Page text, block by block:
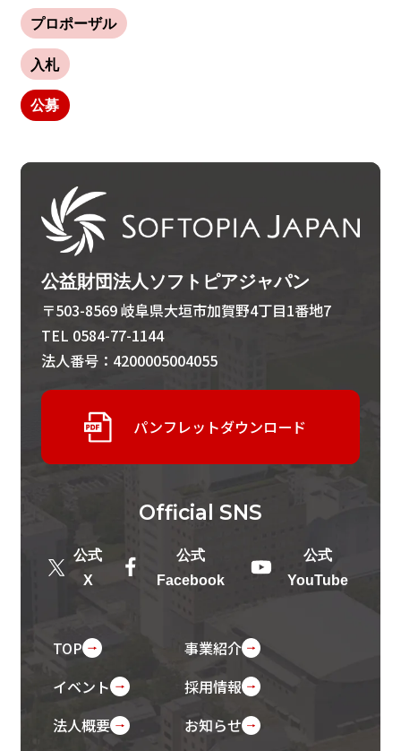
プロポーザル
入札
公募
公益財団法人ソフトピアジャパン
〒503-8569 岐阜県大垣市加賀野4丁目1番地7
TEL 0584-77-1144
法人番号：4200005004055
パンフレットダウンロード
Official SNS
公式
X
公式
Facebook
公式
YouTube
TOP
事業紹介
イベント
採用情報
法人概要
お知らせ